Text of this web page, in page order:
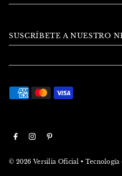
SUSCRÍBETE A NUESTRO
© 2026 Versilia Oficial • Tecnología